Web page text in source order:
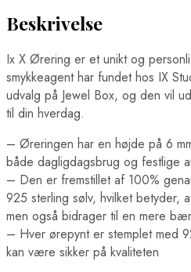
Beskrivelse
Ix X Ørering er et unikt og
smykkeagent har fundet hos IX
udvalg på Jewel Box, og den vil
til din hverdag.
– Øreringen har en højde på 6
både dagligdagsbrug og festlige
– Den er fremstillet af 100%
925 sterling sølv, hvilket betyder,
men også bidrager til en mere
– Hver ørepynt er stemplet med
kan være sikker på kvaliteten